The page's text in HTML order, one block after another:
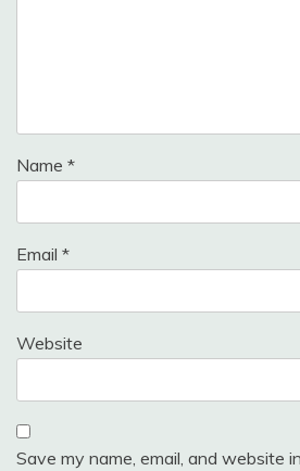
Name *
Email *
Website
Save my name, email, and website